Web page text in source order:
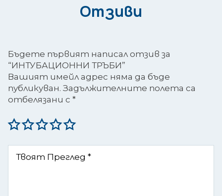
Отзиви
Бъдете първият написал отзив за
“ИНТУБАЦИОННИ ТРЪБИ”
Вашият имейл адрес няма да бъде
публикуван. Задължителните полета са
отбелязани с *